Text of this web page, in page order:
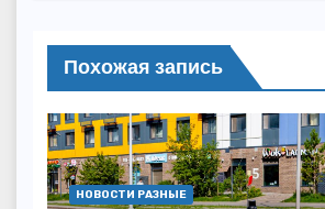
Похожая запись
НОВОСТИ РАЗНЫЕ